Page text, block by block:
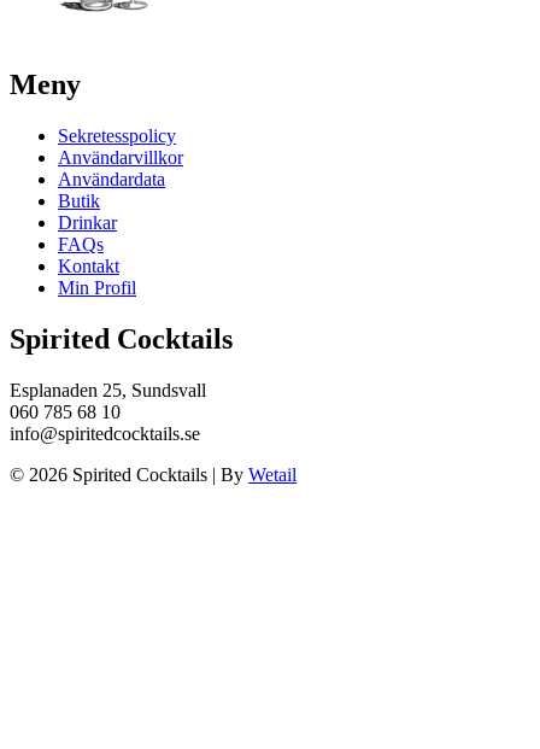
Meny
Sekretesspolicy
Användarvillkor
Användardata
Butik
Drinkar
FAQs
Kontakt
Min Profil
Spirited Cocktails
Esplanaden 25, Sundsvall
060 785 68 10
info@spiritedcocktails.se
© 2026 Spirited Cocktails | By Wetail